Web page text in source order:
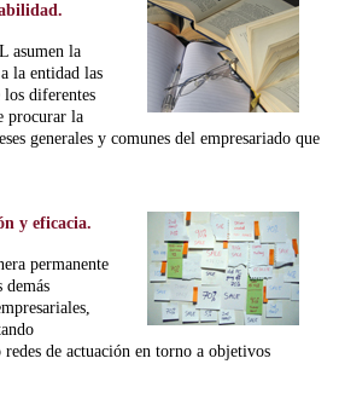
asumen la
la entidad las
los diferentes
procurar la
generales y comunes del empresariado que
y eficacia.
permanente
demás
de actuación en torno a objetivos